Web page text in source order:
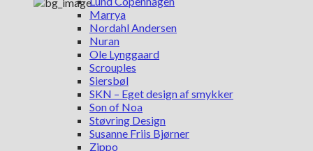
Marrya
Nordahl Andersen
Nuran
Ole Lynggaard
Scrouples
Siersbøl
SKN – Eget design af smykker
Son of Noa
Støvring Design
Susanne Friis Bjørner
Zippo